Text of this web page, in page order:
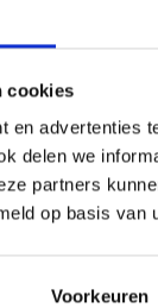
cookies
en advertenties
delen we
partners
op basis van
Voorkeuren